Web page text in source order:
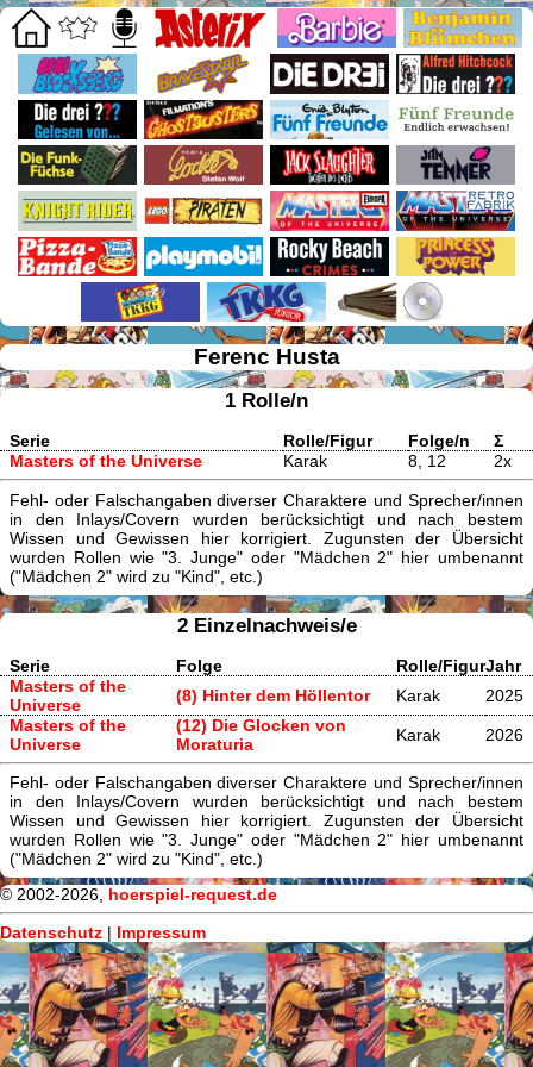
Ferenc Husta
1 Rolle/n
Serie Rolle/Figur Folge/n
Σ
Masters of the Universe
Karak 8, 12 2x
Fehl- oder Falschangaben diverser Charaktere und Sprecher/innen
in den Inlays/Covern wurden berücksichtigt und nach bestem
Wissen und Gewissen hier korrigiert. Zugunsten der Übersicht
wurden Rollen wie "3. Junge" oder "Mädchen 2" hier umbenannt
("Mädchen 2" wird zu "Kind", etc.)
2 Einzelnachweis/e
Serie Folge Rolle/FigurJahr
Masters of the
Universe
(8) Hinter dem Höllentor Karak
2025
Masters of the
Universe
(12) Die Glocken von
Moraturia
Karak 2026
Fehl- oder Falschangaben diverser Charaktere und Sprecher/innen
in den Inlays/Covern wurden berücksichtigt und nach bestem
Wissen und Gewissen hier korrigiert. Zugunsten der Übersicht
wurden Rollen wie "3. Junge" oder "Mädchen 2" hier umbenannt
("Mädchen 2" wird zu "Kind", etc.)
© 2002-2026, hoerspiel-request.de
Datenschutz | Impressum